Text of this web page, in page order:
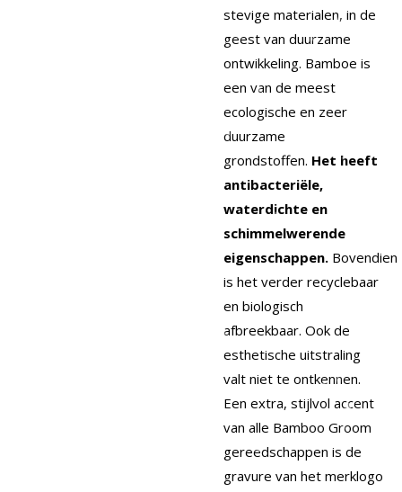
stevige materialen, in de
geest van duurzame
ontwikkeling. Bamboe is
een van de meest
ecologische en zeer
duurzame
grondstoffen. Het heeft
antibacteriële,
waterdichte en
schimmelwerende
eigenschappen. Bovendien
is het verder recyclebaar
en biologisch
afbreekbaar. Ook de
esthetische uitstraling
valt niet te ontkennen.
Een extra, stijlvol accent
van alle Bamboo Groom
gereedschappen is de
gravure van het merklogo